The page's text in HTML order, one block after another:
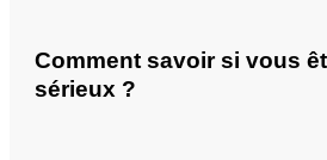
Comment savoir si vous
sérieux ?